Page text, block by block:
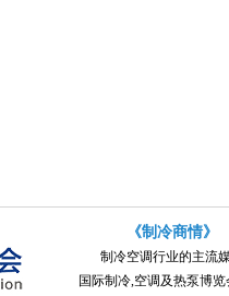
《制冷商情》
制冷空调行业的主流
国际制冷,空调及热泵博